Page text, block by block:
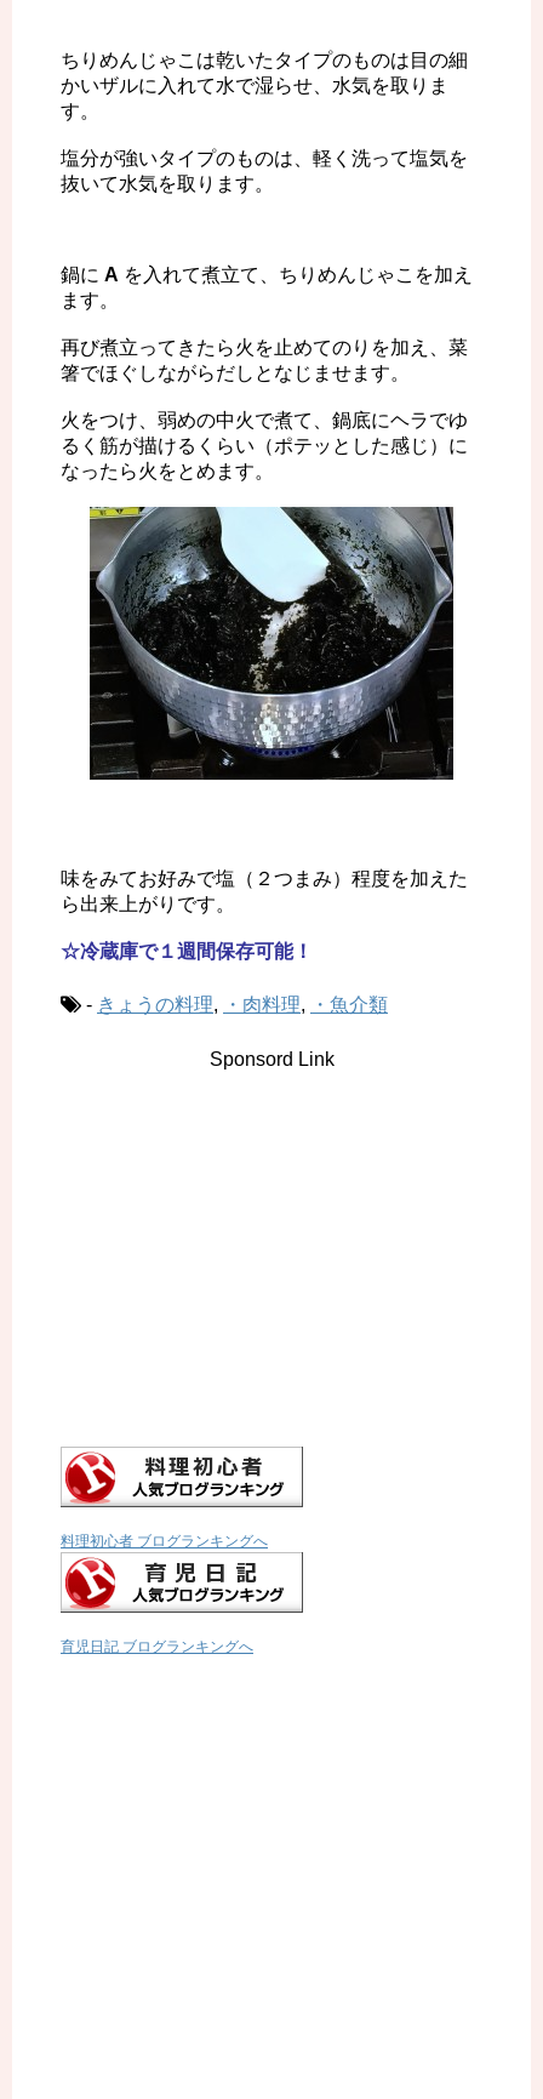
ちりめんじゃこは乾いたタイプのものは目の細
かいザルに入れて水で湿らせ、水気を取りま
す。
塩分が強いタイプのものは、軽く洗って塩気を
抜いて水気を取ります。
鍋に A を入れて煮立て、ちりめんじゃこを加え
ます。
再び煮立ってきたら火を止めてのりを加え、菜
箸でほぐしながらだしとなじませます。
火をつけ、弱めの中火で煮て、鍋底にヘラでゆ
るく筋が描けるくらい（ポテッとした感じ）に
なったら火をとめます。
味をみてお好みで塩（２つまみ）程度を加えた
ら出来上がりです。
☆冷蔵庫で１週間保存可能！
- きょうの料理, ・肉料理, ・魚介類
Sponsord Link
料理初心者 ブログランキングへ
育児日記 ブログランキングへ